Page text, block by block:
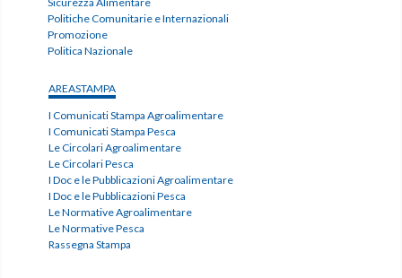
Politiche Comunitarie e Internazionali
Promozione
Politica Nazionale
AREASTAMPA
I Comunicati Stampa Agroalimentare
I Comunicati Stampa Pesca
Le Circolari Agroalimentare
Le Circolari Pesca
I Doc e le Pubblicazioni Agroalimentare
I Doc e le Pubblicazioni Pesca
Le Normative Agroalimentare
Le Normative Pesca
Rassegna Stampa